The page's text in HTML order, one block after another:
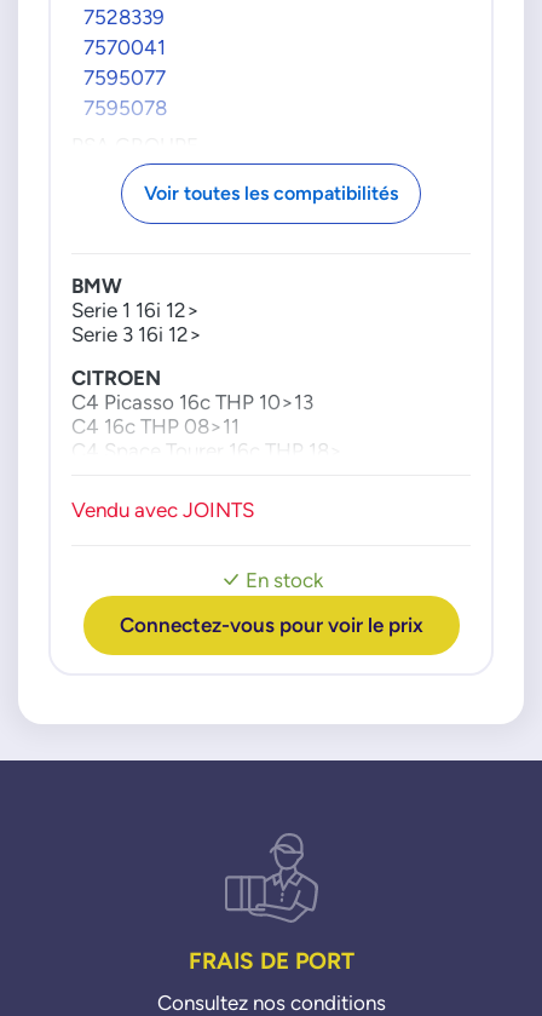
7528339
7570041
7595077
7595078
00000361S2
00000361T0
0361T0
Voir toutes les compatibilités
En stock
Connectez-vous pour voir le prix
BMW
Serie 1 16i 12>
Serie 3 16i 12>
CITROEN
C4 Picasso 16c THP 10>13
C4 16c THP 08>11
C4 Space Tourer 16c THP 18>
C5 3 16c THP 09>16
DS3 16c THP 10>15
DS5 16c THP 11>15
MINI
Cooper S 16c 06>16
John Cooper Works 16c 07>13
PEUGEOT
308 CC 16c THP 09>14
308.1 16c THP 07>14
308.2 16c THP-GTI 14>21
5008.2 16c THP 16>
508.1 16c THP 10>18
508.2 16c THP 18>
RCZ 16c THP 10>15
Vendu avec JOINTS
FRAIS DE PORT
Consultez nos conditions